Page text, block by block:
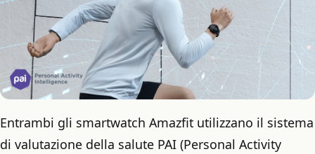
Entrambi gli smartwatch Amazfit utilizzano il sistema
di valutazione della salute PAI (Personal Activity